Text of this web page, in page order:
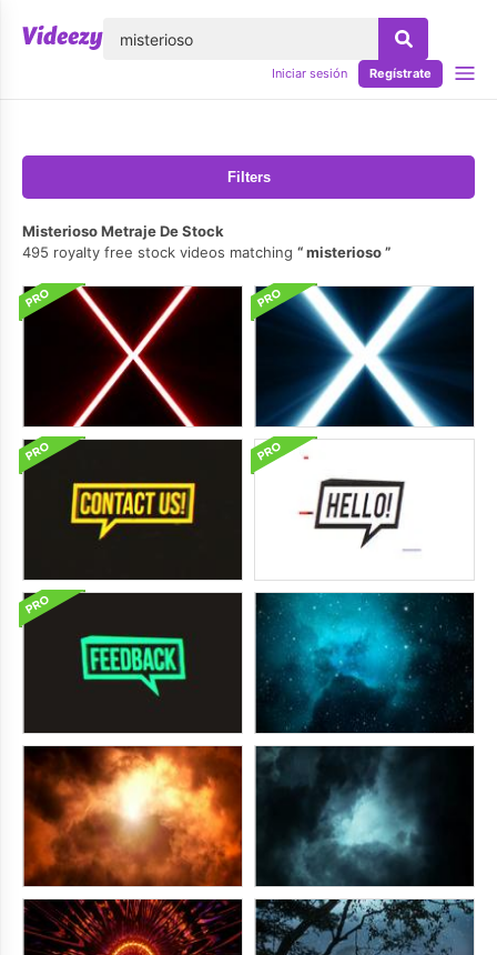
Iniciar sesión Regístrate
Filters
Misterioso Metraje De Stock
495 royalty free stock videos matching
misterioso